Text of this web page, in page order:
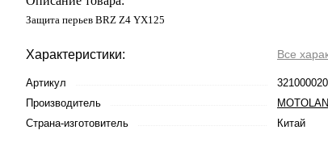
Защита перьев BRZ Z4 YX125
Характеристики: Все
Артикул
Производитель
Страна-изготовитель
Китай